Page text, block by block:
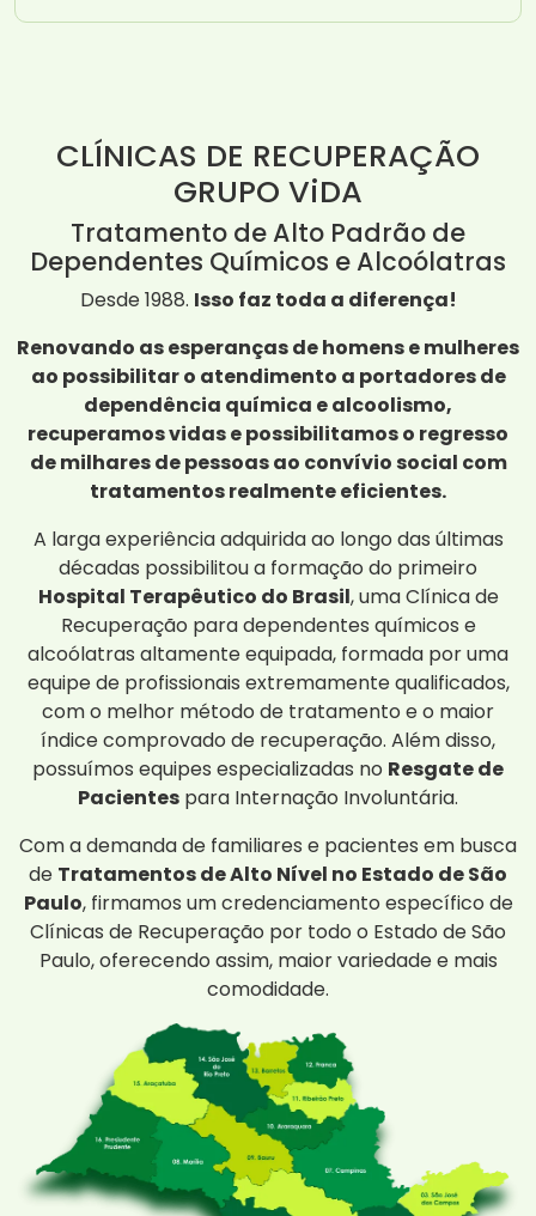
CLÍNICAS DE RECUPERAÇÃO
GRUPO ViDA
Tratamento de Alto Padrão de
Dependentes Químicos e Alcoólatras
Desde 1988. Isso faz toda a diferença!
Renovando as esperanças de homens e mulheres
ao possibilitar o atendimento a portadores de
dependência química e alcoolismo,
recuperamos vidas e possibilitamos o regresso
de milhares de pessoas ao convívio social com
tratamentos realmente eficientes.
A larga experiência adquirida ao longo das últimas
décadas possibilitou a formação do primeiro
Hospital Terapêutico do Brasil, uma Clínica de
Recuperação para dependentes químicos e
alcoólatras altamente equipada, formada por uma
equipe de profissionais extremamente qualificados,
com o melhor método de tratamento e o maior
índice comprovado de recuperação. Além disso,
possuímos equipes especializadas no Resgate de
Pacientes para Internação Involuntária.
Com a demanda de familiares e pacientes em busca
de Tratamentos de Alto Nível no Estado de São
Paulo, firmamos um credenciamento específico de
Clínicas de Recuperação por todo o Estado de São
Paulo, oferecendo assim, maior variedade e mais
comodidade.